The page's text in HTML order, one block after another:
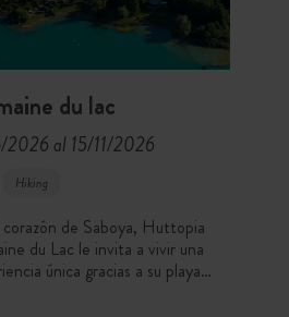
du lac
al 15/11/2026
Hiking
de Saboya, Huttopia
du Lac le invita a vivir una
única gracias a su playa